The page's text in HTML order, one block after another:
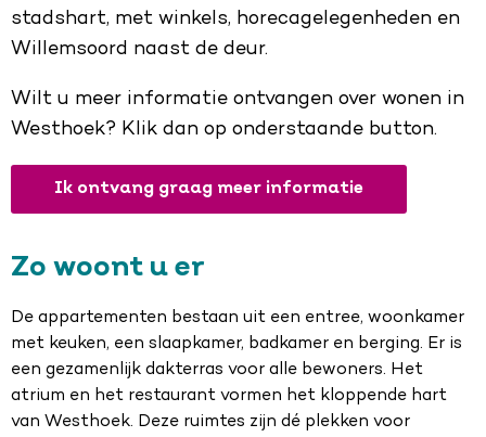
stadshart, met winkels, horecagelegenheden en
Willemsoord naast de deur.
Wilt u meer informatie ontvangen over wonen in
Westhoek? Klik dan op onderstaande button.
Ik ontvang graag meer informatie
Zo woont u er
De appartementen bestaan uit een entree, woonkamer
met keuken, een slaapkamer, badkamer en berging. Er is
een gezamenlijk dakterras voor alle bewoners. Het
atrium en het restaurant vormen het kloppende hart
van Westhoek. Deze ruimtes zijn dé plekken voor